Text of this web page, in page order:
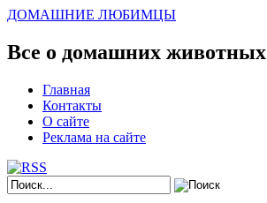
ДОМАШНИЕ ЛЮБИМЦЫ
Все о домашних животных
Главная
Контакты
О сайте
Реклама на сайте